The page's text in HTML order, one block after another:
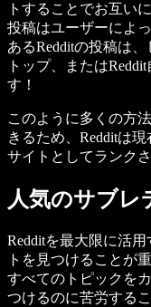
トすることでお互い
投稿はユーザーによ
あるRedditの投稿は
トップ、または
す！
このように多くの方
きるため、Redditは
サイトとしてランク
人気のサブレ
Redditを最大限に活
トを見つけることが
すべてのトピックを
つけるのに苦労する